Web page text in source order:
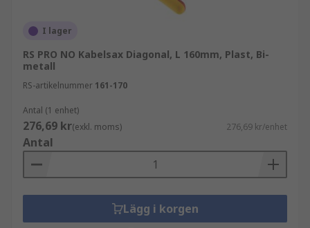
I lager
RS PRO NO Kabelsax Diagonal, L 160mm, Plast, Bi-
metall
RS-artikelnummer 161-170
Antal (1 enhet)
276,69 kr(exkl. moms) 276,69 kr/enhet
Antal
Lägg i korgen